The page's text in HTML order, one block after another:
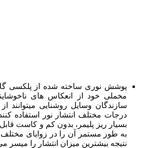
مخملی خود از انعکاس های
سازندگان وسایل روشنایی میتوانند
درجات مختلف انتشار نور استفاده
بسیار ریز پلیمر، بدون کم و کاست
به طور مستمر آن را در زوایای مختلف
نتیجه بیشترین میزان انتشار را میسر